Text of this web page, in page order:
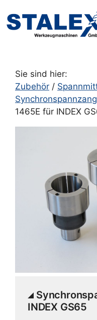
Inhalt
springen
Sie sind hier:
Zubehör /
1465E für INDEX
INDEX GS65